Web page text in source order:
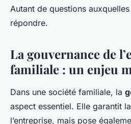
Autant de questions
répondre.
La gouvernance de
familiale : un enjeu
Dans une société familiale, la
aspect essentiel. Elle garantit
l’entreprise, mais pose